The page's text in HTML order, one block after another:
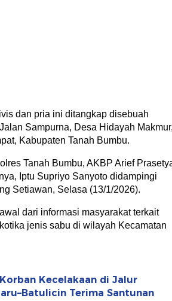
dan pria ini ditangkap disebuah
Sampurna, Desa Hidayah Makmur,
Kabupaten Tanah Bumbu.
Tanah Bumbu, AKBP Arief
Iptu Supriyo Sanyoto didampingi
Setiawan, Selasa (13/1/2026).
dari informasi masyarakat terkait
jenis sabu di wilayah Kecamatan
Kecelakaan di Jalur
Terima Santunan